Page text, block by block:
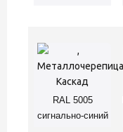
RAL 5005
сигнально-синий